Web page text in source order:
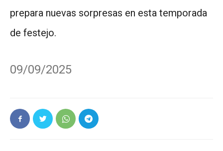
prepara nuevas sorpresas en esta temporada
de festejo.
09/09/2025